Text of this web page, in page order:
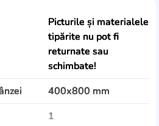
Picturile și materialele
tipărite nu pot fi
returnate sau
schimbate!
400x800 mm
1